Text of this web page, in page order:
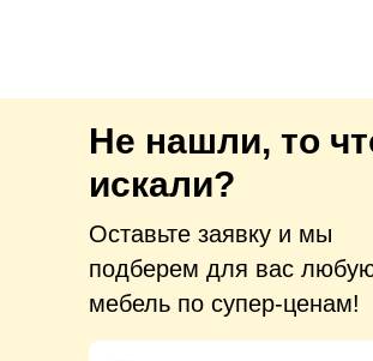
Не нашли, то
искали?
Оставьте заявку и мы
подберем для вас
мебель по супер-ценам!